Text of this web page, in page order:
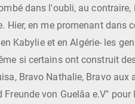
dans l'oubli, au contraire,
en me promenant dans
Kabylie et en Algérie- les
si certains ont construit
Bravo Nathalie, Bravo aux
von Guelâa e.V" pour